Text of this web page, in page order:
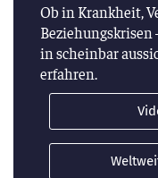
Ob in Krankheit,
Beziehungskrisen
in scheinbar
erfahren.